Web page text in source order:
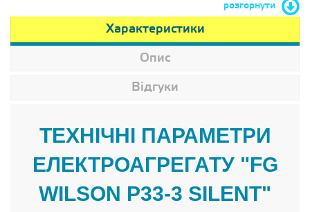
розгорнути
Характеристики
Опис
Відгуки
ТЕХНІЧНІ ПАРАМЕТРИ
ЕЛЕКТРОАГРЕГАТУ "FG
WILSON P33-3 SILENT"